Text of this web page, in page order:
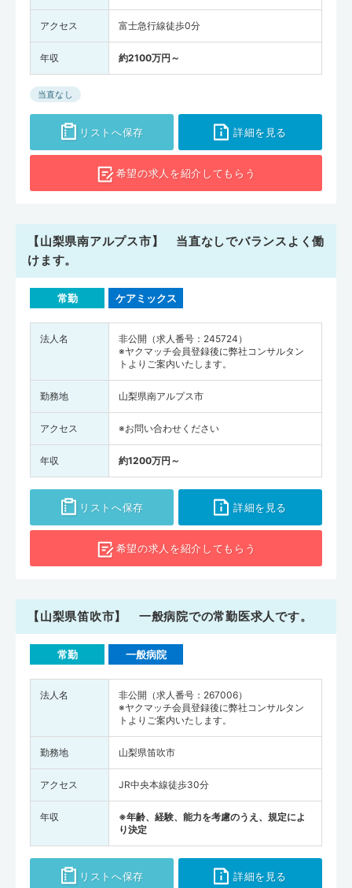
アクセス 富士急行線徒歩0分
年収 約2100万円～
当直なし
リストへ保存 詳細を見る
希望の求人を紹介してもらう
【山梨県南アルプス市】 当直なしでバランスよく働
けます。
常勤 ケアミックス
法人名
非公開（求人番号：245724）
※ヤクマッチ会員登録後に弊社コンサルタン
トよりご案内いたします。
勤務地 山梨県南アルプス市
アクセス ※お問い合わせください
年収 約1200万円～
リストへ保存 詳細を見る
希望の求人を紹介してもらう
【山梨県笛吹市】 一般病院での常勤医求人です。
常勤 一般病院
法人名
非公開（求人番号：267006）
※ヤクマッチ会員登録後に弊社コンサルタン
トよりご案内いたします。
勤務地 山梨県笛吹市
アクセス JR中央本線徒歩30分
年収
※年齢、経験、能力を考慮のうえ、規定によ
り決定
リストへ保存 詳細を見る